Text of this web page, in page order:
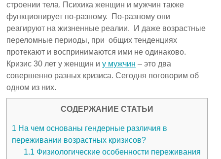
строении тела. Психика женщин и мужчин также
функционирует по-разному. По-разному они
реагируют на жизненные реалии. И даже возрастные
переломные периоды, при общих тенденциях
протекают и воспринимаются ими не одинаково.
Кризис 30 лет у женщин и у мужчин – это два
совершенно разных кризиса. Сегодня поговорим об
одном из них.
СОДЕРЖАНИЕ СТАТЬИ
1 На чем основаны гендерные различия в
переживании возрастных кризисов?
1.1 Физиологические особенности переживания